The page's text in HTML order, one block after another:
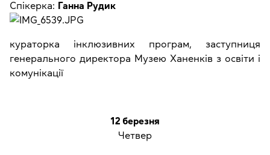
Спікерка: Ганна Рудик
кураторка інклюзивних програм, заступниця
генерального директора Музею Ханенків з освіти і
комунікації
12 березня
Четвер